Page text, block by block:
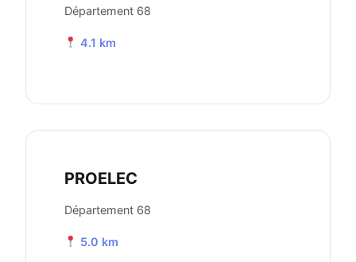
Département 68
4.1 km
PROELEC
Département 68
5.0 km